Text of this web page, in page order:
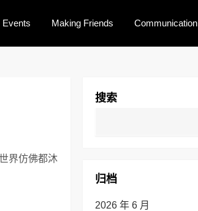
Events Making Friends Communication
界仿佛都沐
搜索
归档
2026 年 6 月